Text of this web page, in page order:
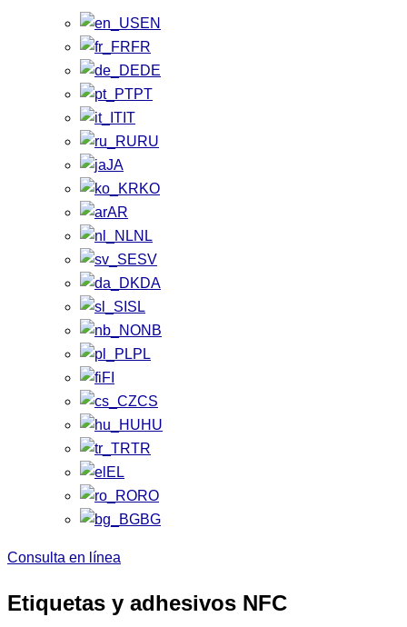
EN
FR
DE
PT
IT
RU
JA
KO
AR
NL
SV
DA
SL
NB
PL
FI
CS
HU
TR
EL
RO
BG
Consulta en línea
Etiquetas y adhesivos NFC